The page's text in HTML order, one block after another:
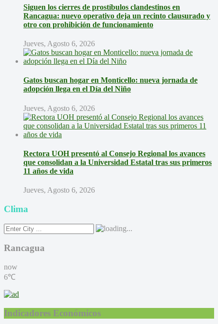
Siguen los cierres de prostíbulos clandestinos en
Rancagua: nuevo operativo deja un recinto clausurado y
otro con prohibición de funcionamiento
Jueves, Agosto 6, 2026
Gatos buscan hogar en Monticello: nueva jornada de
adopción llega en el Día del Niño
Jueves, Agosto 6, 2026
Rectora UOH presentó al Consejo Regional los avances
que consolidan a la Universidad Estatal tras sus primeros
11 años de vida
Jueves, Agosto 6, 2026
Clima
Rancagua
now
6℃
Indicadores Económicos